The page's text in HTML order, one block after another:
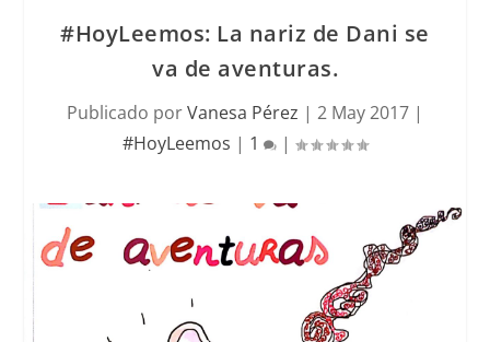
#HoyLeemos: La nariz de Dani se
va de aventuras.
Publicado porVanesa Pérez | 2 May 2017 |
#HoyLeemos | 1 |